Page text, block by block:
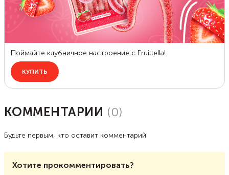
КОММЕНТАРИИ (0)
Будьте первым, кто оставит комментарий
Хотите прокомментировать?